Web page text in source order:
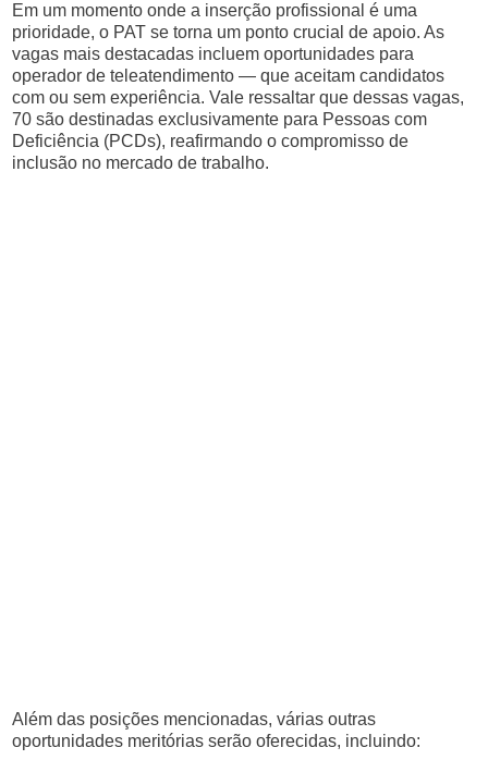
Em um momento onde a inserção profissional é uma
prioridade, o PAT se torna um ponto crucial de apoio. As
vagas mais destacadas incluem oportunidades para
operador de teleatendimento — que aceitam candidatos
com ou sem experiência. Vale ressaltar que dessas vagas,
70 são destinadas exclusivamente para Pessoas com
Deficiência (PCDs), reafirmando o compromisso de
inclusão no mercado de trabalho.
Além das posições mencionadas, várias outras
oportunidades meritórias serão oferecidas, incluindo: